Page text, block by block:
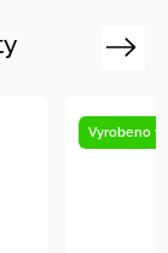
Vyrobeno
Next